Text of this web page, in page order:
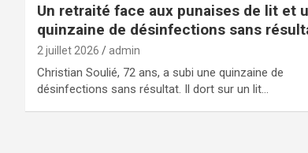
Un retraité face aux punaises de lit et
quinzaine de désinfections sans
2 juillet 2026 admin
Christian Soulié, 72 ans, a subi une quinzaine de
désinfections sans résultat. Il dort sur un lit…